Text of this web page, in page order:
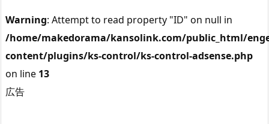
Warning: Attempt to read property "ID" on null in
/home/makedorama/kansolink.com/public_html/
content/plugins/ks-control/ks-control-adsense.php
on line 13
広告